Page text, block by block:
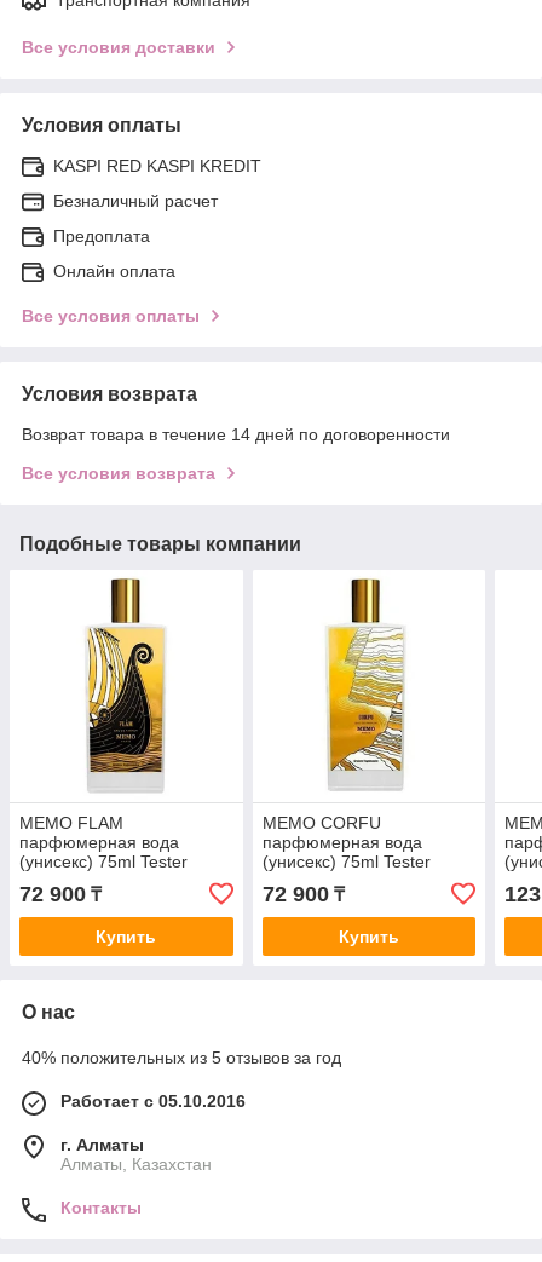
Все условия доставки
Условия оплаты
KASPI RED KASPI KREDIT
Безналичный расчет
Предоплата
Онлайн оплата
Все условия оплаты
Условия возврата
Возврат товара в течение 14 дней по договоренности
Все условия возврата
Подобные товары компании
MEMO FLAM
парфюмерная вода
(унисекс) 75ml Tester
72 900 ₸
Купить
MEMO CORFU
парфюмерная вода
(унисекс) 75ml Tester
72 900₸
Купить
О нас
40% положительных из 5 отзывов за год
Работает с 05.10.2016
г. Алматы
Алматы, Казахстан
Контакты